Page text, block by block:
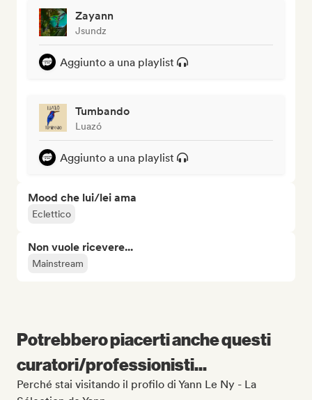
Zayann
Jsundz
Aggiunto a una playlist
Tumbando
Luazó
Aggiunto a una playlist
Mood che lui/lei ama
Eclettico
Non vuole ricevere...
Mainstream
Potrebbero piacerti anche questi
curatori/professionisti...
Perché stai visitando il profilo di Yann Le Ny - La